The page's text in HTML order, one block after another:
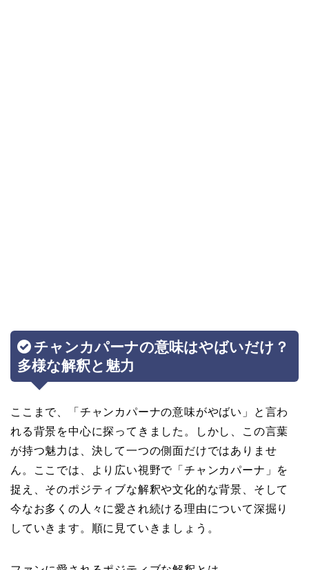
チャンカパーナの意味はやばいだけ？
多様な解釈と魅力
ここまで、「チャンカパーナの意味がやばい」と言わ
れる背景を中心に探ってきました。しかし、この言葉
が持つ魅力は、決して一つの側面だけではありませ
ん。ここでは、より広い視野で「チャンカパーナ」を
捉え、そのポジティブな解釈や文化的な背景、そして
今なお多くの人々に愛され続ける理由について深掘り
していきます。順に見ていきましょう。